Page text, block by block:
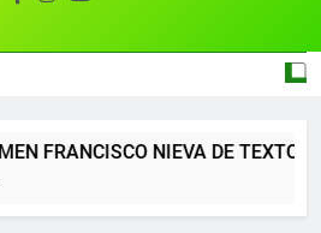
FRANCISCO NIEVA DE TEXTOS